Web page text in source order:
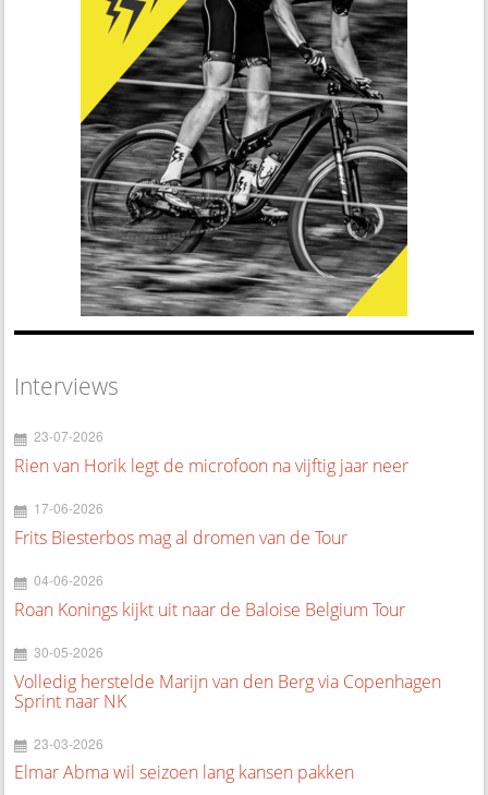
Interviews
23-07-2026
Rien van Horik legt de microfoon na vijftig jaar neer
17-06-2026
Frits Biesterbos mag al dromen van de Tour
04-06-2026
Roan Konings kijkt uit naar de Baloise Belgium Tour
30-05-2026
Volledig herstelde Marijn van den Berg via Copenhagen
Sprint naar NK
23-03-2026
Elmar Abma wil seizoen lang kansen pakken